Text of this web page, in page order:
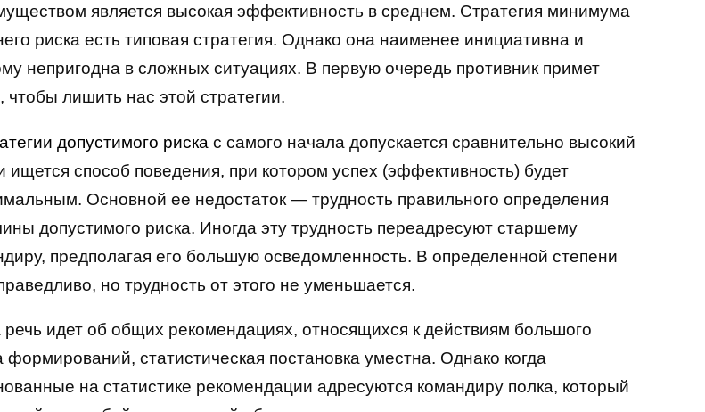
является высокая эффективность в среднем. Стратегия минимума
риска есть типовая стратегия. Однако она наименее инициативна и
непригодна в сложных ситуациях. В первую очередь противник примет
чтобы лишить нас этой стратегии.
допустимого риска с самого начала допускается сравнительно высокий
ищется способ поведения, при котором успех (эффективность) будет
Основной ее недостаток — трудность правильного определения
допустимого риска. Иногда эту трудность переадресуют старшему
предполагая его большую осведомленность. В определенной степени
но трудность от этого не уменьшается.
речь идет об общих рекомендациях, относящихся к действиям большого
формирований, статистическая постановка уместна. Однако когда
на статистике рекомендации адресуются командиру полка, который